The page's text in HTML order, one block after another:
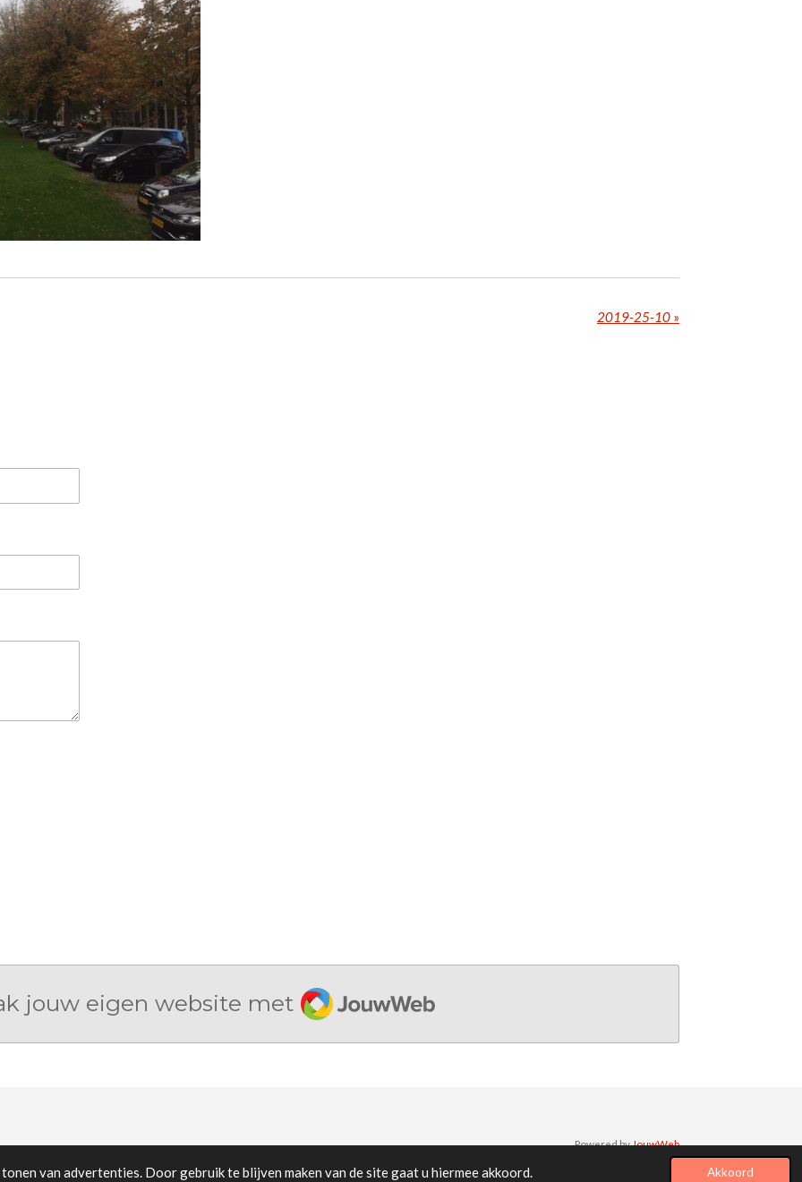
van advertenties. Door gebruik te blijven maken van de site gaat u hiermee akkoord. Akkoord
2019-25-10 »
jouw eigen website met JouwWeb
Powered byJouwWeb